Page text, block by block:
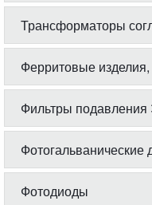
Трансформаторы
Ферритовые
Фильтры
Фотогальванические
Фотодиоды